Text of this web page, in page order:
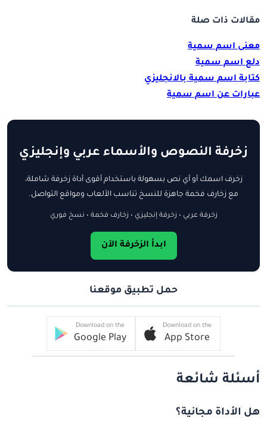
مقالات ذات صلة
معنى اسم سمية
دلع اسم سمية
كتابة اسم سمية بالانجليزي
عبارات عن اسم سمية
زخرفة النصوص والأسماء عربي وإنجليزي
زخرف اسمك أو أي نص بسهولة باستخدام أقوى أداة زخرفة شاملة،
مع زخارف فخمة جاهزة للنسخ تناسب الألعاب ومواقع التواصل.
زخرفة عربي • زخرفة إنجليزي • زخارف فخمة • نسخ فوري
ابدأ الزخرفة الآن
حمل تطبيق موقعنا
Download on the
App Store
Download on the
Google Play
أسئلة شائعة
هل الأداة مجانية؟